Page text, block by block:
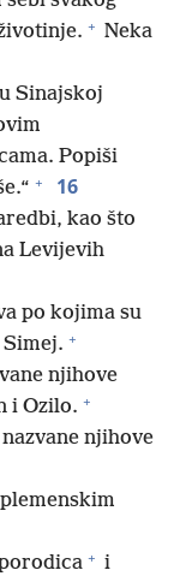
+ Neka
Sinajskoj
Popiši
+ 16
kao što
Levijevih
po kojima su
+
njihove
i Ozilo. +
njihove
+ i